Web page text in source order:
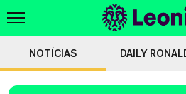
NOTÍCIAS DAILY